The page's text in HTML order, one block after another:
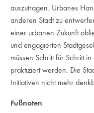
auszutragen. Urbanes
anderen Stadt zu
einer urbanen Zukunft
und engagierten
müssen Schritt für Schritt
praktiziert werden. Die
Initiativen nicht mehr
Fußnoten